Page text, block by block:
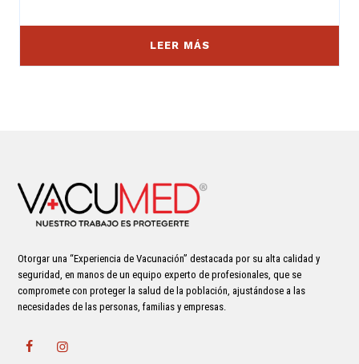
LEER MÁS
Otorgar una “Experiencia de Vacunación” destacada por su alta calidad y
seguridad, en manos de un equipo experto de profesionales, que se
compromete con proteger la salud de la población, ajustándose a las
necesidades de las personas, familias y empresas.